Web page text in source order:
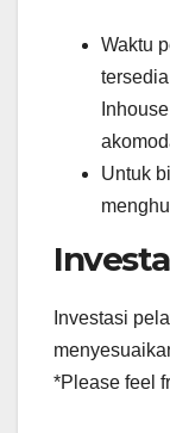
Waktu
Untuk
Investasi
*Please feel